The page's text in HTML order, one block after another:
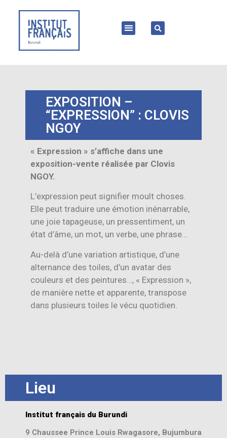
EXPOSITION –
“EXPRESSION” : CLOVIS
NGOY
« Expression » s’affiche dans une
exposition-vente réalisée par Clovis
NGOY.
L’expression peut signifier moult choses.
Elle peut traduire une émotion inénarrable,
une joie tapageuse, un pressentiment, un
état d’âme, un mot, un verbe, une phrase…
Au-delà d’une variation artistique, d’une
alternance des toiles, d’un avatar des
couleurs et des peintures…, « Expression »,
de manière nette et apparente, transpose
dans plusieurs toiles le vécu quotidien.
Lieu
Institut français du Burundi
9 Chaussee Prince Louis Rwagasore, Bujumbura